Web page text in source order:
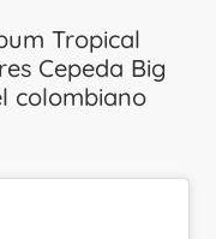
Tropical
Cepeda Big
colombiano